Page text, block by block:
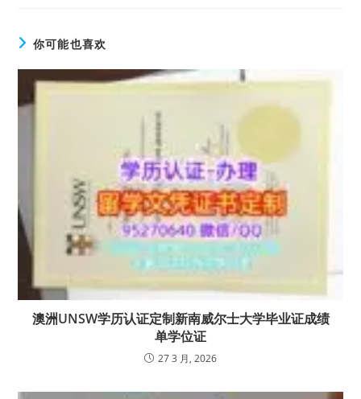
你可能也喜欢
澳洲UNSW学历认证定制新南威尔士大学毕业证成绩
单学位证
27 3 月, 2026